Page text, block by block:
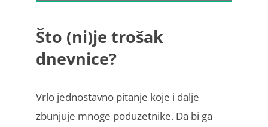
Što (ni)je trošak
dnevnice?
Vrlo jednostavno pitanje koje i dalje
zbunjuje mnoge poduzetnike. Da bi ga